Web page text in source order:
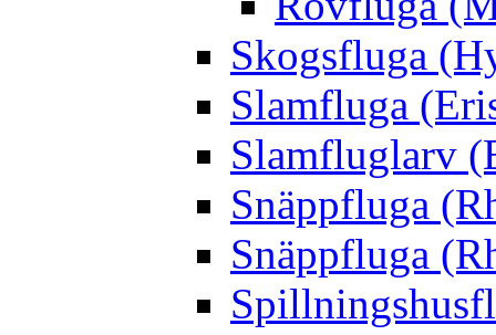
Skogsfluga
Slamfluga
Slamfluglarv
Snäppfluga
Snäppfluga